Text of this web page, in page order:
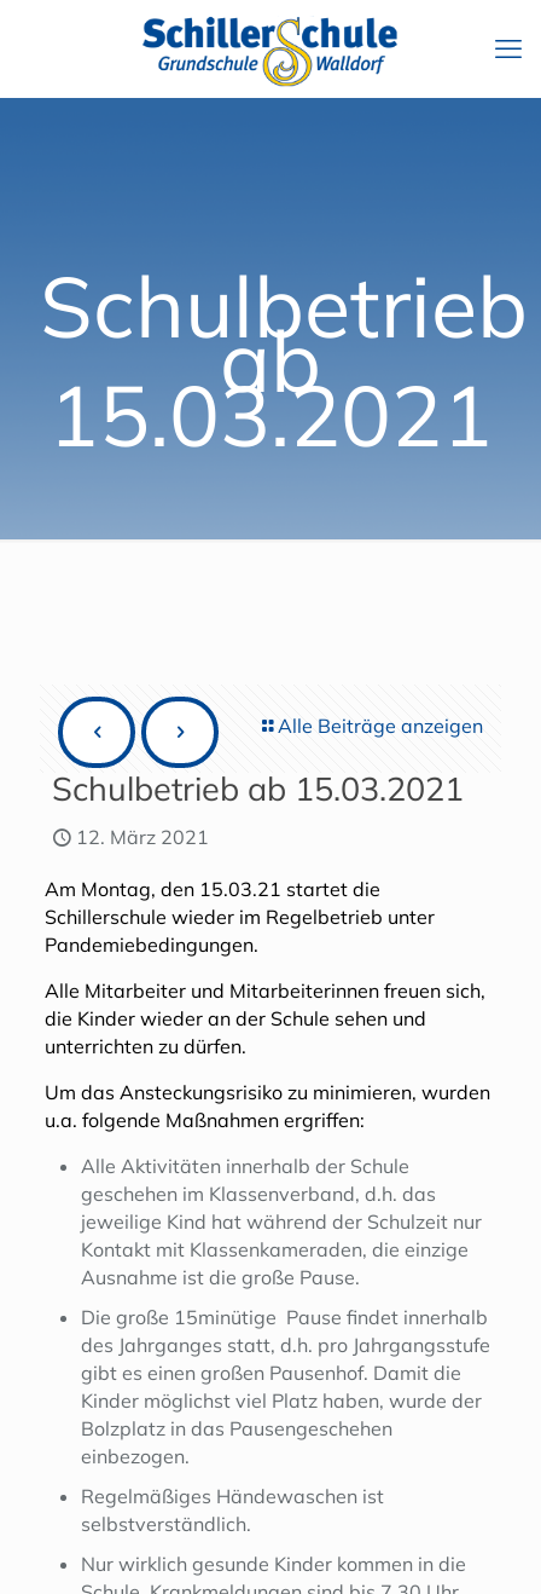
Schulbetrieb
ab
15.03.2021
Alle Beiträge anzeigen
Schulbetrieb ab 15.03.2021
12. März 2021
Am Montag, den 15.03.21 startet die
Schillerschule wieder im Regelbetrieb unter
Pandemiebedingungen.
Alle Mitarbeiter und Mitarbeiterinnen freuen sich,
die Kinder wieder an der Schule sehen und
unterrichten zu dürfen.
Um das Ansteckungsrisiko zu minimieren, wurden
u.a. folgende Maßnahmen ergriffen:
Alle Aktivitäten innerhalb der Schule
geschehen im Klassenverband, d.h. das
jeweilige Kind hat während der Schulzeit nur
Kontakt mit Klassenkameraden, die einzige
Ausnahme ist die große Pause.
Die große 15minütige Pause findet innerhalb
des Jahrganges statt, d.h. pro Jahrgangsstufe
gibt es einen großen Pausenhof. Damit die
Kinder möglichst viel Platz haben, wurde der
Bolzplatz in das Pausengeschehen
einbezogen.
Regelmäßiges Händewaschen ist
selbstverständlich.
Nur wirklich gesunde Kinder kommen in die